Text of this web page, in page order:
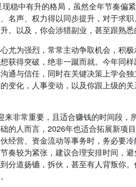
稳中有升的格局，虽然全年节奏偏
名声、权力得以同步提升，对于求
。以及，你会涉猎副业，甚至跟熟
尤为强烈，常常主动争取机会，积
获得突破，绝非一蹴而就。今年同
通与信任，同时在关键决策上学会
变化，人事变动，以及你跟上级的
来非常重要，且适合赚钱的时间段
的人而言，2026年也适合拓展新项
经营、资金流动等事务时，务必要
奏较为紧张，建议合理安排时间，
分道扬镳，拆伙，甚至有人背叛你